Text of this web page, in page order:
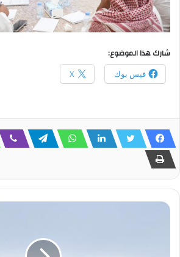
شارك هذا الموضوع:
فيس بوك X